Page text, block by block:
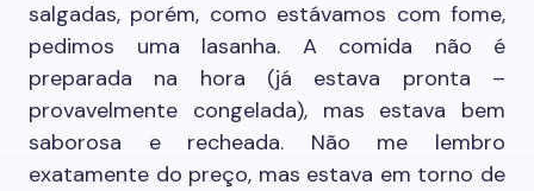
salgadas, porém, como estávamos com fome,
pedimos uma lasanha. A comida não é
preparada na hora (já estava pronta –
provavelmente congelada), mas estava bem
saborosa e recheada. Não me lembro
exatamente do preço, mas estava em torno de